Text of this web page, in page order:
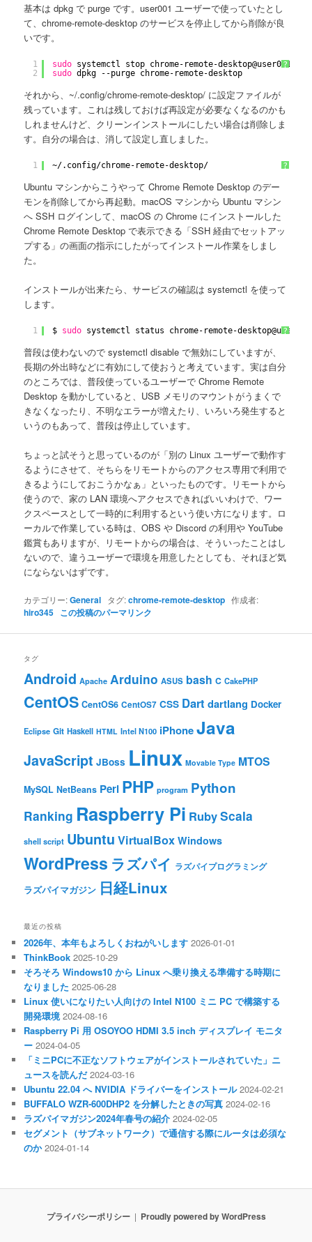
基本は dpkg で purge です。user001 ユーザーで使っていたとし
て、chrome-remote-desktop のサービスを停止してから削除が良
いです。
?
1
2
sudo systemctl stop chrome-remote-desktop@user001
sudo dpkg --purge chrome-remote-desktop
それから、~/.config/chrome-remote-desktop/ に設定ファイルが
残っています。これは残しておけば再設定が必要なくなるのかも
しれませんけど、クリーンインストールにしたい場合は削除しま
す。自分の場合は、消して設定し直しました。
?
1 ~/.config/chrome-remote-desktop/
Ubuntu マシンからこうやって Chrome Remote Desktop のデー
モンを削除してから再起動。macOS マシンから Ubuntu マシン
へ SSH ログインして、macOS の Chrome にインストールした
Chrome Remote Desktop で表示できる「SSH 経由でセットアッ
プする」の画面の指示にしたがってインストール作業をしまし
た。
インストールが出来たら、サービスの確認は systemctl を使って
します。
?
1 $ sudo systemctl status chrome-remote-desktop@user001
普段は使わないので systemctl disable で無効にしていますが、
長期の外出時などに有効にして使おうと考えています。実は自分
のところでは、普段使っているユーザーで Chrome Remote
Desktop を動かしていると、USB メモリのマウントがうまくで
きなくなったり、不明なエラーが増えたり、いろいろ発生すると
いうのもあって、普段は停止しています。
ちょっと試そうと思っているのが「別の Linux ユーザーで動作す
るようにさせて、そちらをリモートからのアクセス専用で利用で
きるようにしておこうかなぁ」といったものです。リモートから
使うので、家の LAN 環境へアクセスできればいいわけで、ワー
クスペースとして一時的に利用するという使い方になります。ロ
ーカルで作業している時は、OBS や Discord の利用や YouTube
鑑賞もありますが、リモートからの場合は、そういったことはし
ないので、違うユーザーで環境を用意したとしても、それほど気
にならないはずです。
カテゴリー:General タグ:chrome-remote-desktop 作成者:
hiro345 この投稿のパーマリンク
タグ
Android Apache Arduino ASUS bash C CakePHP
CentOS CentOS6 CentOS7 CSS Dart dartlang Docker
Eclipse Git Haskell HTML Intel N100 iPhoneJava
JavaScript JBoss Linux Movable Type MTOS
MySQL NetBeans Perl PHP program Python
Ranking Raspberry Pi RubyScala
shell script Ubuntu VirtualBox Windows
WordPress ラズパイ ラズパイプログラミング
ラズパイマガジン 日経Linux
最近の投稿
2026年、本年もよろしくおねがいします 2026-01-01
ThinkBook 2025-10-29
そろそろ Windows10 から Linux へ乗り換える準備する時期に
なりました 2025-06-28
Linux 使いになりたい人向けの Intel N100 ミニ PC で構築する
開発環境 2024-08-16
Raspberry Pi 用 OSOYOO HDMI 3.5 inch ディスプレイ モニタ
ー 2024-04-05
「ミニPCに不正なソフトウェアがインストールされていた」ニ
ュースを読んだ 2024-03-16
Ubuntu 22.04 へ NVIDIA ドライバーをインストール 2024-02-21
BUFFALO WZR-600DHP2 を分解したときの写真 2024-02-16
ラズパイマガジン2024年春号の紹介 2024-02-05
セグメント（サブネットワーク）で通信する際にルータは必須な
のか 2024-01-14
プライバシーポリシー Proudly powered by WordPress